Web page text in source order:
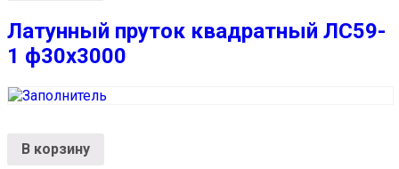
Латунный пруток квадратный ЛС59-
1 ф30х3000
В корзину